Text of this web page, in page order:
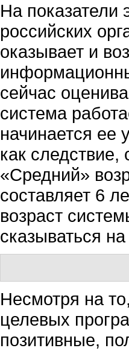
На
российских
оказывает и
сейчас
система
начинается ее
как
«Средний»
составляет 6
возраст
сказываться
Несмотря на
целевых
позитивные,